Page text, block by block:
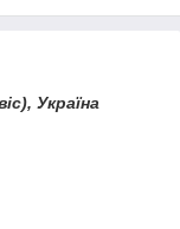
Україна